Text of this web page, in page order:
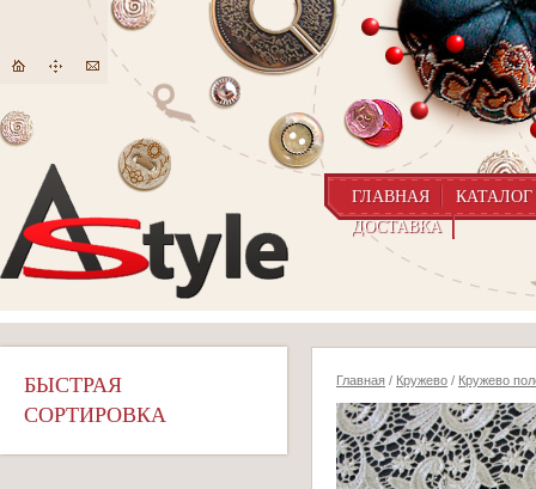
ГЛАВНАЯ
КАТАЛОГ
ДОСТАВКА
БЫСТРАЯ
СОРТИРОВКА
Главная / Кружево / Кружево